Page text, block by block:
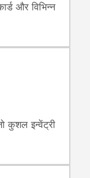
और विभिन्न
कुशल इन्वेंट्री